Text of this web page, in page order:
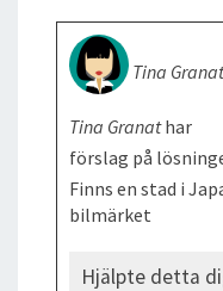
Tina Granat
Tina Granat har
förslag på
Finns en stad i
bilmärket
Hjälpte detta